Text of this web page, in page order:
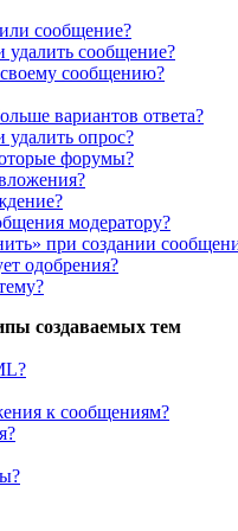
сообщение?
удалить сообщение?
сообщению?
вариантов ответа?
удалить опрос?
форумы?
модератору?
при создании
одобрения?
создаваемых тем
к сообщениям?